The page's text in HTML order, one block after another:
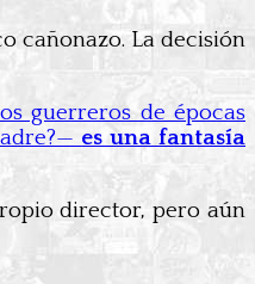
cañonazo. La decisión
guerreros de épocas
es una fantasía
director, pero aún